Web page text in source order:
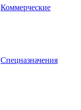
Коммерческие
Спецназначения